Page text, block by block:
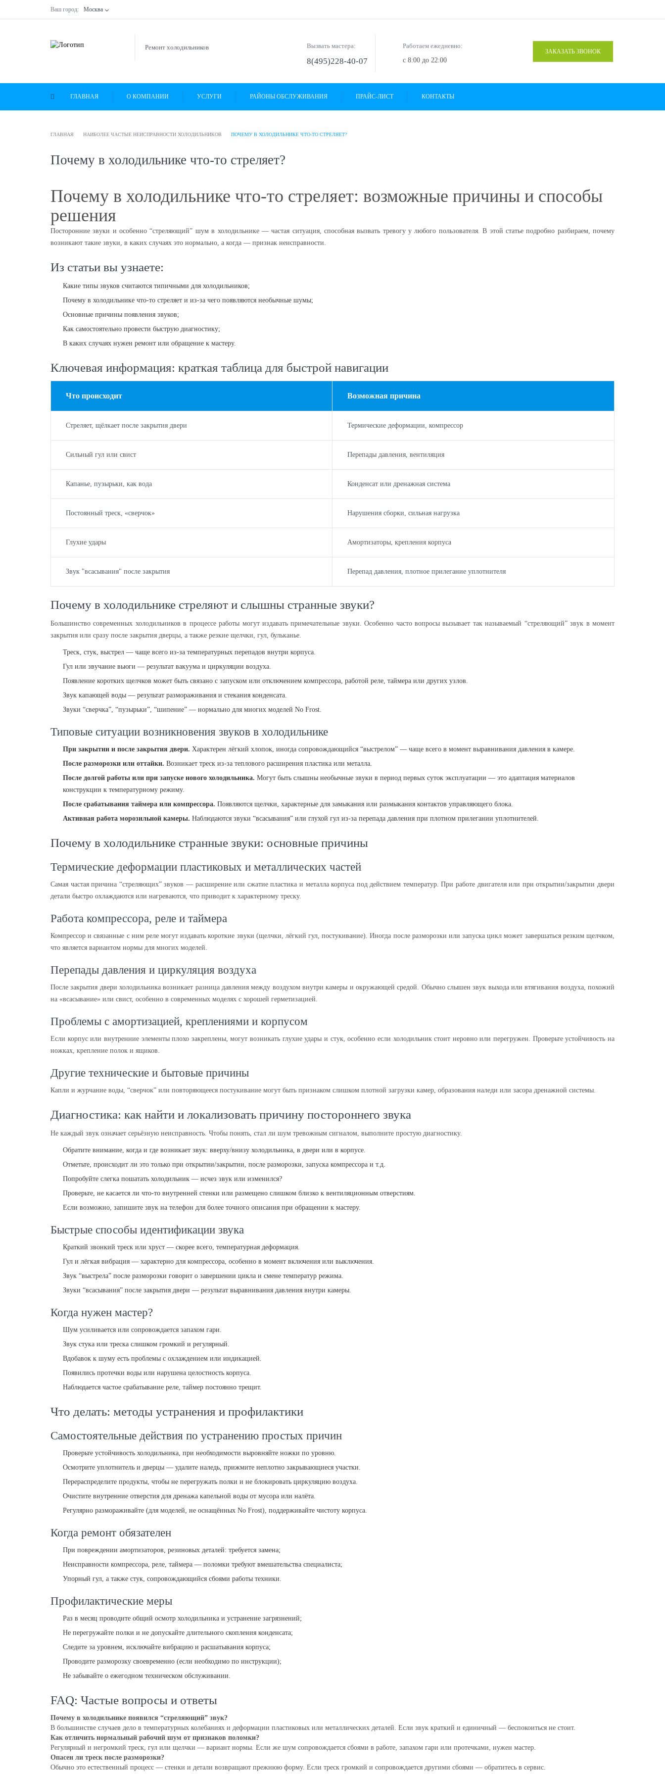
Ваш город: Москва
Ремонт холодильников Вызвать мастера:
8(495)228-40-07
Работаем ежедневно:
с 8:00 до 22:00
ЗАКАЗАТЬ ЗВОНОК
ГЛАВНАЯ О КОМПАНИИ УСЛУГИ РАЙОНЫ ОБСЛУЖИВАНИЯ ПРАЙС-ЛИСТ КОНТАКТЫ
ГЛАВНАЯ НАИБОЛЕЕ ЧАСТЫЕ НЕИСПРАВНОСТИ ХОЛОДИЛЬНИКОВ ПОЧЕМУ В ХОЛОДИЛЬНИКЕ ЧТО-ТО СТРЕЛЯЕТ?
Почему в холодильнике что-то стреляет?
Почему в холодильнике что-то стреляет: возможные причины и способы
решения
Посторонние звуки и особенно “стреляющий” шум в холодильнике — частая ситуация, способная вызвать тревогу у любого пользователя. В этой статье подробно разбираем, почему
возникают такие звуки, в каких случаях это нормально, а когда — признак неисправности.
Из статьи вы узнаете:
Какие типы звуков считаются типичными для холодильников;
Почему в холодильнике что-то стреляет и из-за чего появляются необычные шумы;
Основные причины появления звуков;
Как самостоятельно провести быструю диагностику;
В каких случаях нужен ремонт или обращение к мастеру.
Ключевая информация: краткая таблица для быстрой навигации
Что происходит Возможная причина
Стреляет, щёлкает после закрытия двери Термические деформации, компрессор
Сильный гул или свист Перепады давления, вентиляция
Капанье, пузырьки, как вода Конденсат или дренажная система
Постоянный треск, «сверчок» Нарушения сборки, сильная нагрузка
Глухие удары Амортизаторы, крепления корпуса
Звук "всасывания" после закрытия Перепад давления, плотное прилегание уплотнителя
Почему в холодильнике стреляют и слышны странные звуки?
Большинство современных холодильников в процессе работы могут издавать примечательные звуки. Особенно часто вопросы вызывает так называемый “стреляющий” звук в момент
закрытия или сразу после закрытия дверцы, а также резкие щелчки, гул, бульканье.
Треск, стук, выстрел — чаще всего из-за температурных перепадов внутри корпуса.
Гул или звучание вьюги — результат вакуума и циркуляции воздуха.
Появление коротких щелчков может быть связано с запуском или отключением компрессора, работой реле, таймера или других узлов.
Звук капающей воды — результат размораживания и стекания конденсата.
Звуки “сверчка”, “пузырьки”, “шипение” — нормально для многих моделей No Frost.
Типовые ситуации возникновения звуков в холодильнике
При закрытии и после закрытия двери. Характерен лёгкий хлопок, иногда сопровождающийся “выстрелом” — чаще всего в момент выравнивания давления в камере.
После разморозки или оттайки. Возникает треск из-за теплового расширения пластика или металла.
После долгой работы или при запуске нового холодильника. Могут быть слышны необычные звуки в период первых суток эксплуатации — это адаптация материалов
конструкции к температурному режиму.
После срабатывания таймера или компрессора. Появляются щелчки, характерные для замыкания или размыкания контактов управляющего блока.
Активная работа морозильной камеры. Наблюдаются звуки “всасывания” или глухой гул из-за перепада давления при плотном прилегании уплотнителей.
Почему в холодильнике странные звуки: основные причины
Термические деформации пластиковых и металлических частей
Самая частая причина “стреляющих” звуков — расширение или сжатие пластика и металла корпуса под действием температур. При работе двигателя или при открытии/закрытии двери
детали быстро охлаждаются или нагреваются, что приводит к характерному треску.
Работа компрессора, реле и таймера
Компрессор и связанные с ним реле могут издавать короткие звуки (щелчки, лёгкий гул, постукивание). Иногда после разморозки или запуска цикл может завершаться резким щелчком,
что является вариантом нормы для многих моделей.
Перепады давления и циркуляция воздуха
После закрытия двери холодильника возникает разница давления между воздухом внутри камеры и окружающей средой. Обычно слышен звук выхода или втягивания воздуха, похожий
на «всасывание» или свист, особенно в современных моделях с хорошей герметизацией.
Проблемы с амортизацией, креплениями и корпусом
Если корпус или внутренние элементы плохо закреплены, могут возникать глухие удары и стук, особенно если холодильник стоит неровно или перегружен. Проверьте устойчивость на
ножках, крепление полок и ящиков.
Другие технические и бытовые причины
Капли и журчание воды, “сверчок” или повторяющееся постукивание могут быть признаком слишком плотной загрузки камер, образования наледи или засора дренажной системы.
Диагностика: как найти и локализовать причину постороннего звука
Не каждый звук означает серьёзную неисправность. Чтобы понять, стал ли шум тревожным сигналом, выполните простую диагностику.
Обратите внимание, когда и где возникает звук: вверху/внизу холодильника, в двери или в корпусе.
Отметьте, происходит ли это только при открытии/закрытии, после разморозки, запуска компрессора и т.д.
Попробуйте слегка пошатать холодильник — исчез звук или изменился?
Проверьте, не касается ли что-то внутренней стенки или размещено слишком близко к вентиляционным отверстиям.
Если возможно, запишите звук на телефон для более точного описания при обращении к мастеру.
Быстрые способы идентификации звука
Краткий звонкий треск или хруст — скорее всего, температурная деформация.
Гул и лёгкая вибрация — характерно для компрессора, особенно в момент включения или выключения.
Звук “выстрела” после разморозки говорит о завершении цикла и смене температур режима.
Звуки “всасывания” после закрытия двери — результат выравнивания давления внутри камеры.
Когда нужен мастер?
Шум усиливается или сопровождается запахом гари.
Звук стука или треска слишком громкий и регулярный.
Вдобавок к шуму есть проблемы с охлаждением или индикацией.
Появились протечки воды или нарушена целостность корпуса.
Наблюдается частое срабатывание реле, таймер постоянно трещит.
Что делать: методы устранения и профилактики
Самостоятельные действия по устранению простых причин
Проверьте устойчивость холодильника, при необходимости выровняйте ножки по уровню.
Осмотрите уплотнитель и дверцы — удалите наледь, прижмите неплотно закрывающиеся участки.
Перераспределите продукты, чтобы не перегружать полки и не блокировать циркуляцию воздуха.
Очистите внутренние отверстия для дренажа капельной воды от мусора или налёта.
Регулярно размораживайте (для моделей, не оснащённых No Frost), поддерживайте чистоту корпуса.
Когда ремонт обязателен
При повреждении амортизаторов, резиновых деталей: требуется замена;
Неисправности компрессора, реле, таймера — поломки требуют вмешательства специалиста;
Упорный гул, а также стук, сопровождающийся сбоями работы техники.
Профилактические меры
Раз в месяц проводите общий осмотр холодильника и устранение загрязнений;
Не перегружайте полки и не допускайте длительного скопления конденсата;
Следите за уровнем, исключайте вибрацию и расшатывания корпуса;
Проводите разморозку своевременно (если необходимо по инструкции);
Не забывайте о ежегодном техническом обслуживании.
FAQ: Частые вопросы и ответы
Почему в холодильнике появился “стреляющий” звук?
В большинстве случаев дело в температурных колебаниях и деформации пластиковых или металлических деталей. Если звук краткий и единичный — беспокоиться не стоит.
Как отличить нормальный рабочий шум от признаков поломки?
Регулярный и негромкий треск, гул или щелчки — вариант нормы. Если же шум сопровождается сбоями в работе, запахом гари или протечками, нужен мастер.
Опасен ли треск после разморозки?
Обычно это естественный процесс — стенки и детали возвращают прежнюю форму. Если треск громкий и сопровождается другими сбоями — обратитесь в сервис.